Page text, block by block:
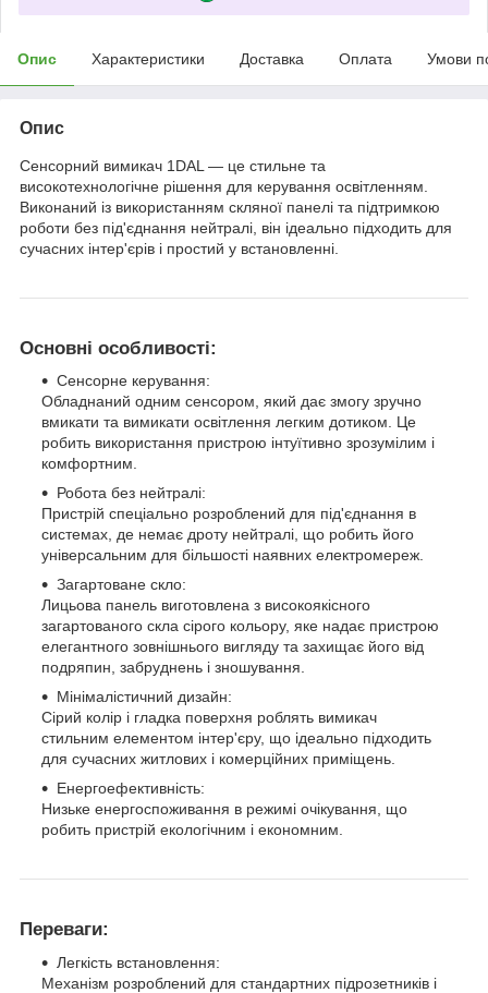
Опис Характеристики Доставка Оплата Умови
Опис
Сенсорний вимикач 1DAL — це стильне та
високотехнологічне рішення для керування освітленням.
Виконаний із використанням скляної панелі та підтримкою
роботи без під'єднання нейтралі, він ідеально підходить для
сучасних інтер'єрів і простий у встановленні.
Основні особливості:
Сенсорне керування:
Обладнаний одним сенсором, який дає змогу зручно
вмикати та вимикати освітлення легким дотиком. Це
робить використання пристрою інтуїтивно зрозумілим і
комфортним.
Робота без нейтралі:
Пристрій спеціально розроблений для під'єднання в
системах, де немає дроту нейтралі, що робить його
універсальним для більшості наявних електромереж.
Загартоване скло:
Лицьова панель виготовлена з високоякісного
загартованого скла сірого кольору, яке надає пристрою
елегантного зовнішнього вигляду та захищає його від
подряпин, забруднень і зношування.
Мінімалістичний дизайн:
Сірий колір і гладка поверхня роблять вимикач
стильним елементом інтер'єру, що ідеально підходить
для сучасних житлових і комерційних приміщень.
Енергоефективність:
Низьке енергоспоживання в режимі очікування, що
робить пристрій екологічним і економним.
Переваги:
Легкість встановлення:
Механізм розроблений для стандартних підрозетників і